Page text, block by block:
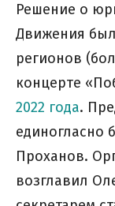
Решение о
Движения
регионов
концерте
2022 года.
единогласно
Проханов.
возглавил